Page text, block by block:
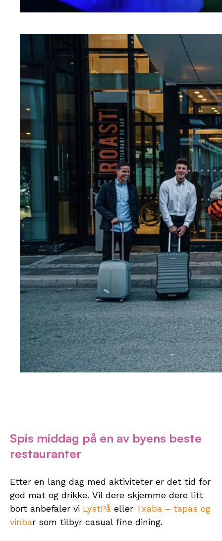
Spis middag på en av byens beste
restauranter
Etter en lang dag med aktiviteter er det tid for
god mat og drikke. Vil dere skjemme dere litt
bort anbefaler vi LystPå eller Txaba – tapas og
vinbar som tilbyr casual fine dining.